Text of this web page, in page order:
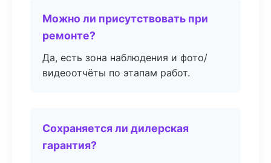
Можно ли присутствовать при
ремонте?
Да, есть зона наблюдения и фото/
видеоотчёты по этапам работ.
Сохраняется ли дилерская
гарантия?